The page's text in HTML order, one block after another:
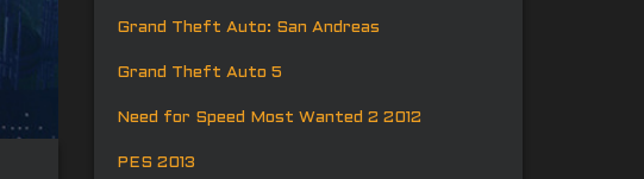
Grand Theft Auto: San Andreas
Grand Theft Auto 5
Need for Speed Most Wanted 2 2012
PES 2013